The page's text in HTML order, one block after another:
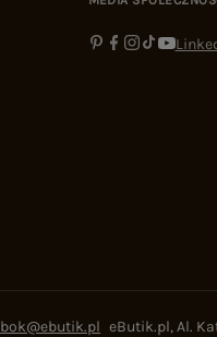
bok@ebutik.pl eButik.pl,Al.